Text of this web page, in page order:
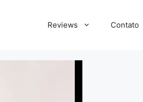
Reviews Contato